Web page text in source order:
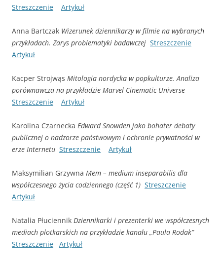
Streszczenie
Artykuł
Anna Bartczak Wizerunek dziennikarzy w filmie na wybranych
przykładach. Zarys problematyki badawczej Streszczenie
Artykuł
Kacper Strojwąs Mitologia nordycka w popkulturze. Analiza
porównawcza na przykładzie Marvel Cinematic Universe
Streszczenie
Artykuł
Karolina Czarnecka Edward Snowden jako bohater debaty
publicznej o nadzorze państwowym i ochronie prywatności w
erze Internetu Streszczenie Artykuł
Maksymilian Grzywna Mem – medium inseparabilis dla
współczesnego życia codziennego (część 1) Streszczenie
Artykuł
Natalia Płuciennik Dziennikarki i prezenterki we współczesnych
mediach plotkarskich na przykładzie kanału „Paula Rodak”
Streszczenie
Artykuł